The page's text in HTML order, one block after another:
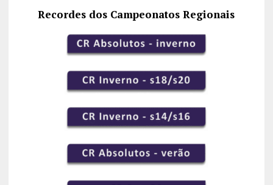
Recordes dos Campeonatos Regionais